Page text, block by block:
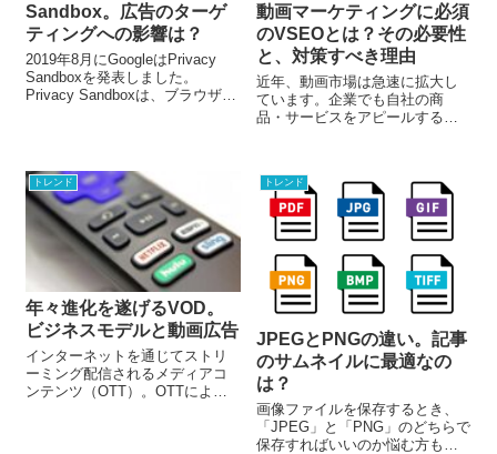
Sandbox。広告のターゲ
ティングへの影響は？
2019年8月にGoogleはPrivacy
Sandboxを発表しました。
Privacy Sandboxは、ブラウザ
新たな仕組みを作ることを目的
としています。このPrivacy
Sandboxには共通ログインなど
様々な対象が含まれますが、今
回は広告のターゲティング手法
についてお話します。 広告のタ
ーゲティング手法でサードパー
ティCookieを用いているもの
は、リマーケティングと興味関
心ターゲティングの2種類です。
それぞれの仕様について見てい
きましょう。
動画マーケティングに必須
のVSEOとは？その必要性
と、対策すべき理由
近年、動画市場は急速に拡大し
ています。企業でも自社の商
品・サービスをアピールする手
施するために必要なのが
「VSEO」です。今回は
「VSEO」の必要性について解説
します。
トレンド
年々進化を遂げるVOD。
ビジネスモデルと動画広告
インターネットを通じてストリ
ーミング配信されるメディアコ
ンテンツ（OTT）。OTTによる
トレンド
JPEGとPNGの違い。記事
のサムネイルに最適なの
は？
画像ファイルを保存するとき、
「JPEG」と「PNG」のどちらで
保存すればいいのか悩む方も多